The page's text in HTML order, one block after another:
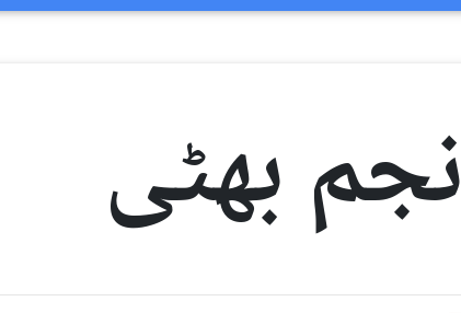
بھٹی